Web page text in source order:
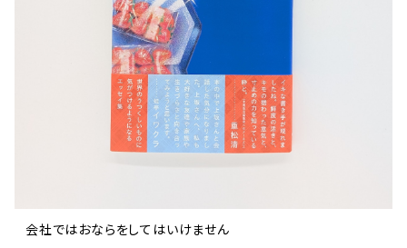
会社ではおならをしてはいけません